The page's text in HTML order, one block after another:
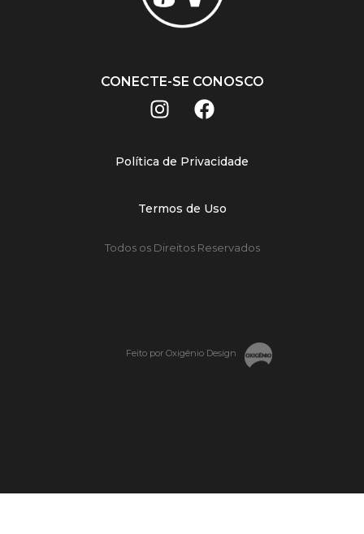
CONECTE-SE CONOSCO
Política de Privacidade
Termos de Uso
Todos os Direitos Reservados
Feito por Oxigênio Design